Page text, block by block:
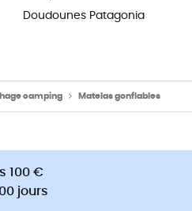
Doudounes Patagonia
camping Matelas gonflables
100 €
jours